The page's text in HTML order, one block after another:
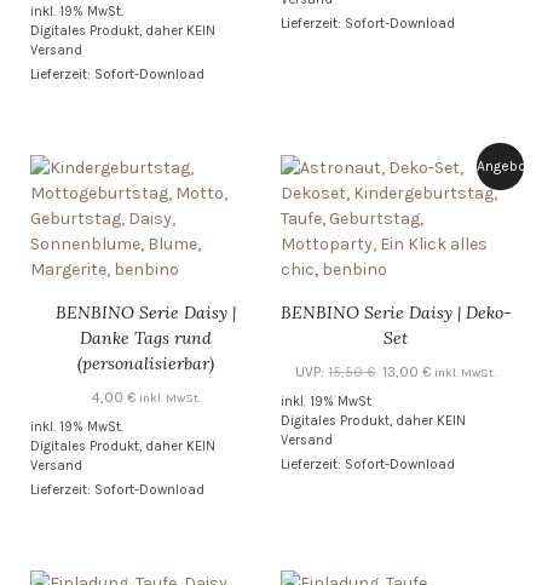
inkl. 19% MwSt.
Digitales Produkt, daher KEIN
Versand
Lieferzeit: Sofort-Download
Lieferzeit: Sofort-Download
BENBINO Serie Daisy |
Danke Tags rund
(personalisierbar)
4,00 € inkl. MwSt.
inkl. 19% MwSt.
Digitales Produkt, daher KEIN
Versand
Lieferzeit: Sofort-Download
Angebot!
BENBINO Serie Daisy | Deko-
Set
UVP: 15,50€ Ursprünglicher
war:
13,00€Aktueller
ist:
inkl. MwSt.
inkl. 19% MwSt.
Digitales Produkt, daher KEIN
Versand
Lieferzeit: Sofort-Download